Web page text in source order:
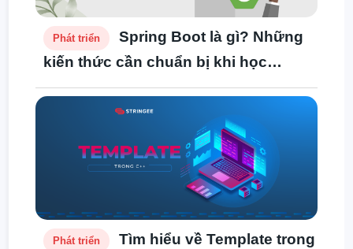
Phát triển
Spring Boot là gì? Những
kiến thức cần chuẩn bị khi học
Spring Boot
Phát triển
Tìm hiểu về Template trong